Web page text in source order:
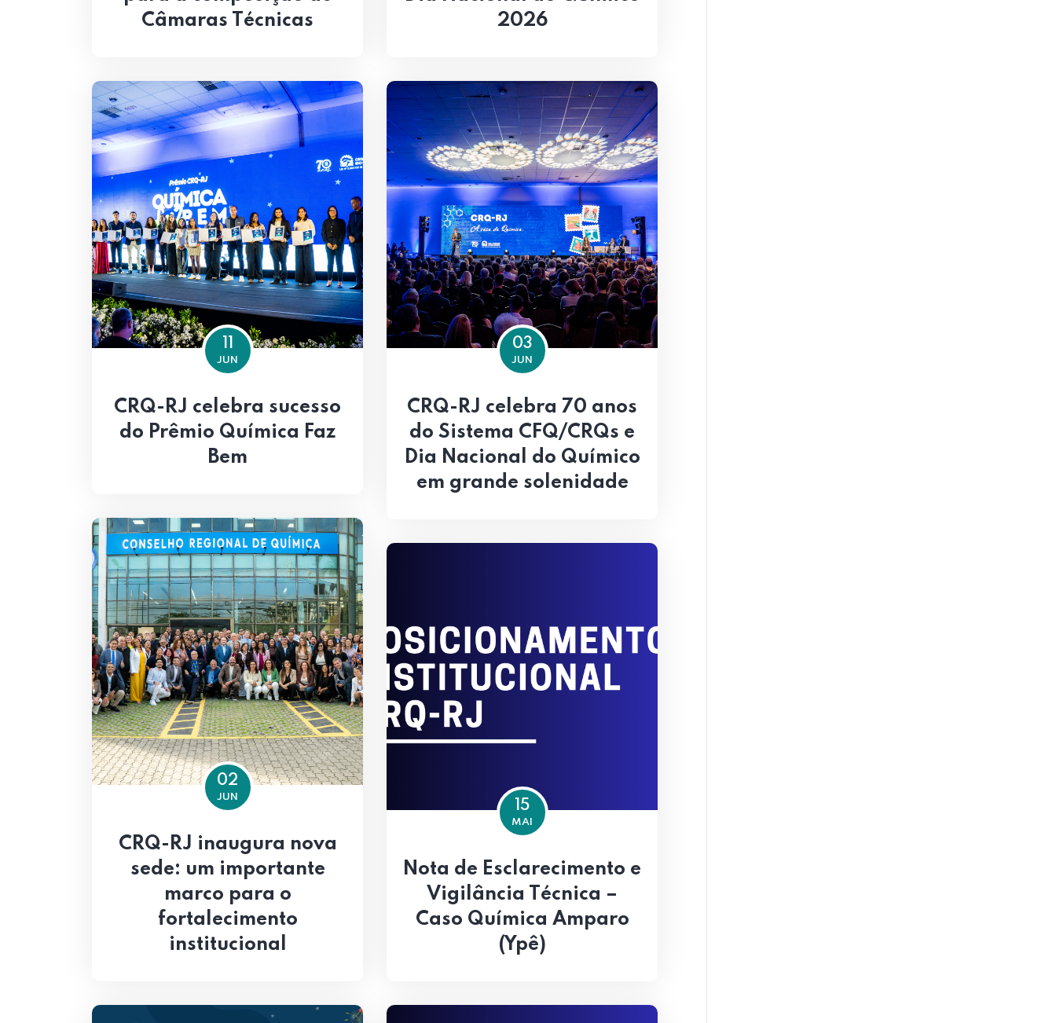
Câmaras Técnicas
2026
11
JUN
CRQ-RJ celebra sucesso
do Prêmio Química Faz
Bem
03
JUN
CRQ-RJ celebra 70 anos
do Sistema CFQ/CRQs e
Dia Nacional do Químico
em grande solenidade
02
JUN
CRQ-RJ inaugura nova
sede: um importante
marco para o
fortalecimento
institucional
15
MAI
Nota de Esclarecimento e
Vigilância Técnica –
Caso Química Amparo
(Ypê)